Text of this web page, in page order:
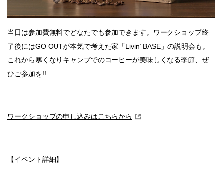
当日は参加費無料でどなたでも参加できます。ワークショップ終
了後にはGO OUTが本気で考えた家「Livin’ BASE」の説明会も。
これから寒くなりキャンプでのコーヒーが美味しくなる季節、ぜ
ひご参加を!!
ワークショップの申し込みはこちらから
【イベント詳細】